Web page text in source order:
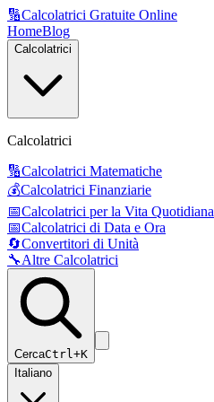
🔢Calcolatrici Gratuite Online
HomeBlog
Calcolatrici
Calcolatrici
🔢Calcolatrici Matematiche
💰Calcolatrici Finanziarie
📅Calcolatrici per la Vita Quotidiana
📅Calcolatrici di Data e Ora
🔄Convertitori di Unità
🔧Altre Calcolatrici
CercaCtrl+K
Italiano